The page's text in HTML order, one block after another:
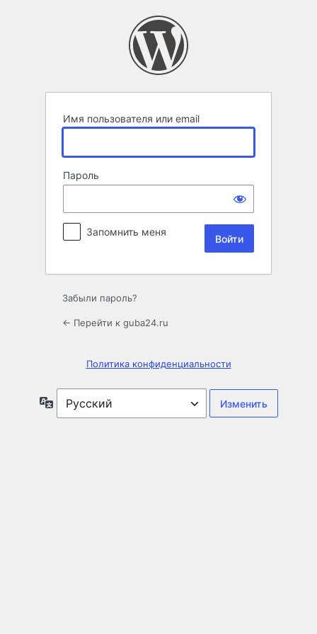
Имя пользователя или email
Пароль
Запомнить меня
Забыли пароль?
← Перейти к guba24.ru
Политика конфиденциальности
Язык